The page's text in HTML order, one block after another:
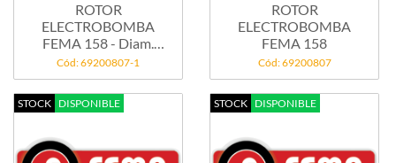
ROTOR
ELECTROBOMBA
FEMA 158 - Diam.
57,57mm--mod...
Cód: 69200807-1
ROTOR
ELECTROBOMBA
FEMA 158
Cód: 69200807
STOCK DISPONIBLE STOCK DISPONIBLE